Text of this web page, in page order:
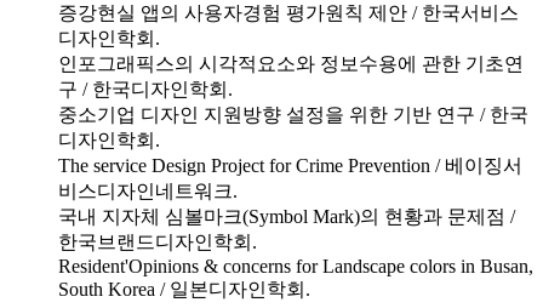
증강현실 앱의 사용자경험 평가원칙 제안 / 한국서비스
디자인학회.
인포그래픽스의 시각적요소와 정보수용에 관한 기초연
구 / 한국디자인학회.
중소기업 디자인 지원방향 설정을 위한 기반 연구 / 한국
디자인학회.
The service Design Project for Crime Prevention / 베이징서
비스디자인네트워크.
국내 지자체 심볼마크(Symbol Mark)의 현황과 문제점 /
한국브랜드디자인학회.
Resident'Opinions & concerns for Landscape colors in Busan,
South Korea / 일본디자인학회.